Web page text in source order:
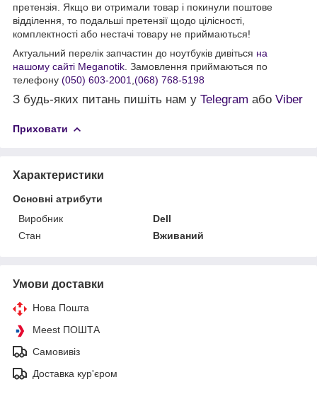
претензія. Якщо ви отримали товар і покинули поштове
відділення, то подальші претензії щодо цілісності,
комплектності або нестачі товару не приймаються!
Актуальний перелік запчастин до ноутбуків дивіться на
нашому сайті Meganotik . Замовлення приймаються по
телефону (050) 603-2001 (068) 768-5198
З будь-яких питань пишіть нам у Telegram або Viber
Приховати
Характеристики
Основні атрибути
Виробник
Dell
Стан
Вживаний
Умови доставки
Нова Пошта
Meest ПОШТА
Самовивіз
Доставка кур'єром